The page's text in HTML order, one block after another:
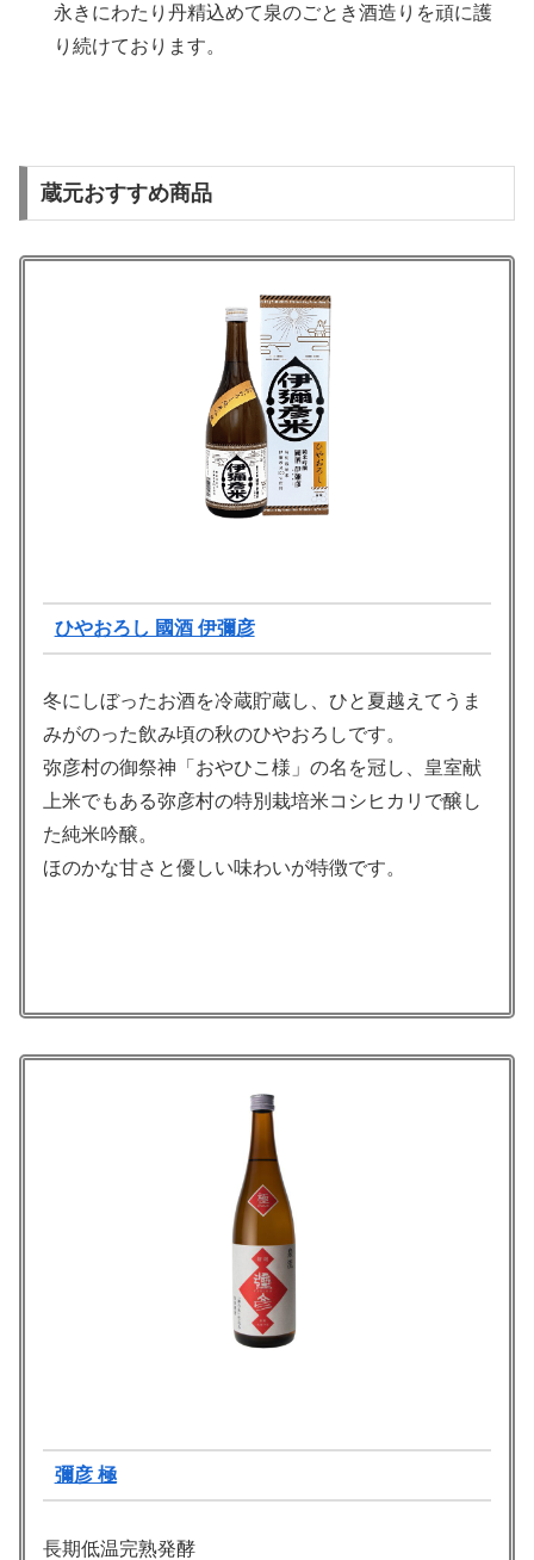
永きにわたり丹精込めて泉のごとき酒造りを頑に護
り続けております。
蔵元おすすめ商品
ひやおろし 國酒 伊彌彦
冬にしぼったお酒を冷蔵貯蔵し、ひと夏越えてうま
みがのった飲み頃の秋のひやおろしです。
弥彦村の御祭神「おやひこ様」の名を冠し、皇室献
上米でもある弥彦村の特別栽培米コシヒカリで醸し
た純米吟醸。
ほのかな甘さと優しい味わいが特徴です。
彌彦 極
長期低温完熟発酵